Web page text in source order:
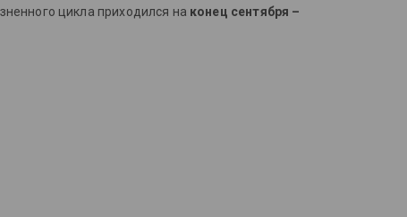
цикла приходился на конец сентября –